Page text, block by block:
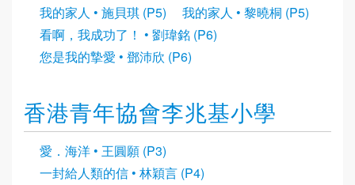
我的家人 • 施貝琪 (P5)
我的家人 • 黎曉桐 (P5)
看啊，我成功了！ • 劉瑋銘 (P6)
您是我的摯愛 • 鄧沛欣 (P6)
香港青年協會李兆基小學
愛．海洋 • 王圓願 (P3)
一封給人類的信 • 林穎言 (P4)